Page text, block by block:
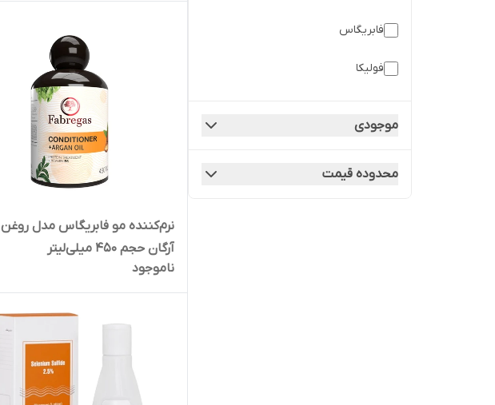
فابریگاس
فولیکا
متفرقه
موجودی
محدوده قیمت
نرم‌کننده مو فابریگاس مدل روغن
آرگان حجم 450 میلی‌لیتر
ناموجود